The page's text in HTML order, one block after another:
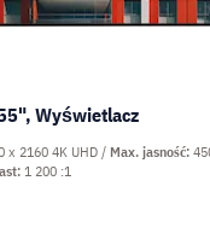
Wyświetlacz
x 2160 4K UHD Max. jasność
1 200 :1